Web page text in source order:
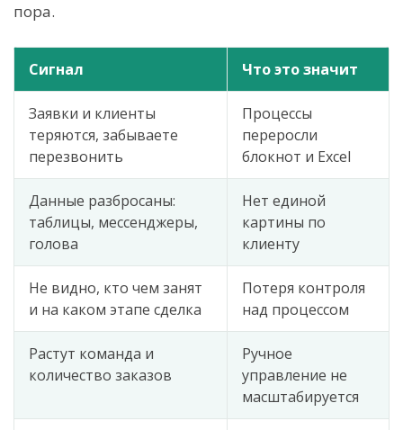
пора.
Сигнал Что это значит
Заявки и клиенты
теряются, забываете
перезвонить
Процессы
переросли
блокнот и Excel
Данные разбросаны:
таблицы, мессенджеры,
голова
Нет единой
картины по
клиенту
Не видно, кто чем занят
и на каком этапе сделка
Потеря контроля
над процессом
Растут команда и
количество заказов
Ручное
управление не
масштабируется